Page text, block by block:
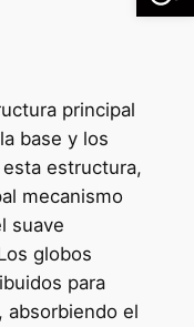
principal
base y los
esta estructura,
mecanismo
suave
globos
para
absorbiendo el